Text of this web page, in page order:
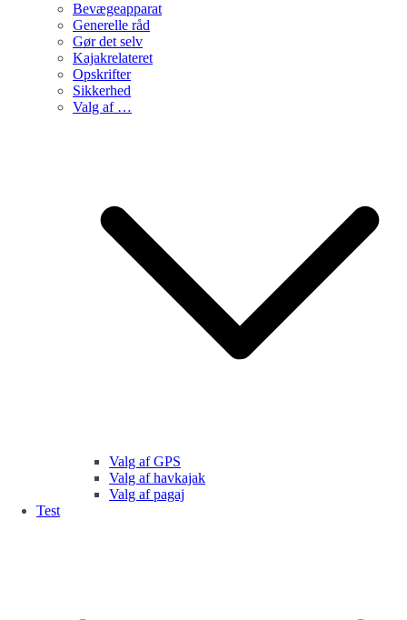
Bevægeapparat
Generelle råd
Gør det selv
Kajakrelateret
Opskrifter
Sikkerhed
Valg af …
Valg af GPS
Valg af havkajak
Valg af pagaj
Test